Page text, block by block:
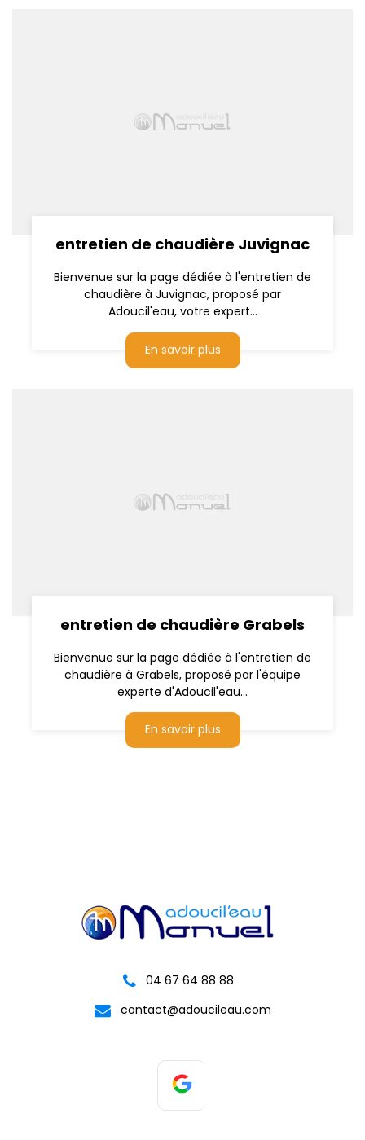
entretien de chaudière Juvignac
Bienvenue sur la page dédiée à l'entretien de
chaudière à Juvignac, proposé par
Adoucil'eau, votre expert...
En savoir plus
entretien de chaudière Grabels
Bienvenue sur la page dédiée à l'entretien de
chaudière à Grabels, proposé par l'équipe
experte d'Adoucil'eau...
En savoir plus
04 67 64 88 88
contact@adoucileau.com